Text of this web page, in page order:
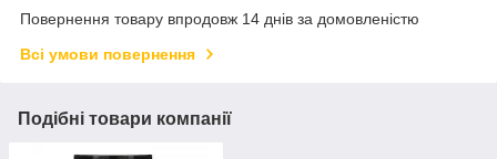
Повернення товару впродовж 14 днів за домовленістю
Всі умови повернення
Подібні товари компанії